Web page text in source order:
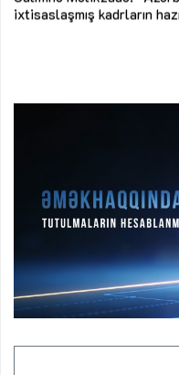
ixtisaslaşmış kadrların